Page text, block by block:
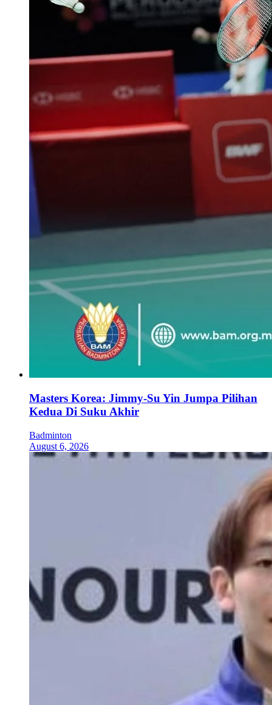
Masters Korea: Jimmy-Su Yin Jumpa Pilihan
Kedua Di Suku Akhir
Badminton
August 6, 2026